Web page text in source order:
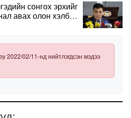
сонгох эрхийг
авах олон хэлбэр
2022/02/11-нд нийтлэгдсэн мэдээ